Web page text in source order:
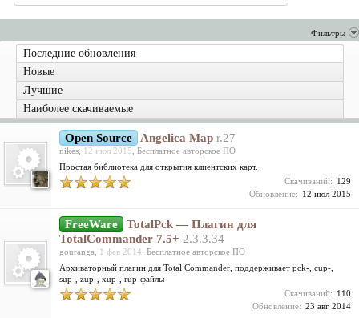
Фильтры
Последние обновления
Новые
Лучшие
Наиболее скачиваемые
Open Source Angelica Map r.27
nikes, 12 июл 2015, Бесплатное авторское ПО
Простая библиотека для открытия клиентских карт.
Скачиваний: 129
Обновление: 12 июл 2015
FreeWare
TotalPck — Плагин для
TotalCommander 7.5+ 2.3.3.34
gouranga, 1 фев 2014, Бесплатное авторское ПО
Архиваторный плагин для Total Commander, поддерживает pck-, cup-,
sup-, zup-, xup-, rup-файлы
Скачиваний: 110
Обновление: 23 авг 2014